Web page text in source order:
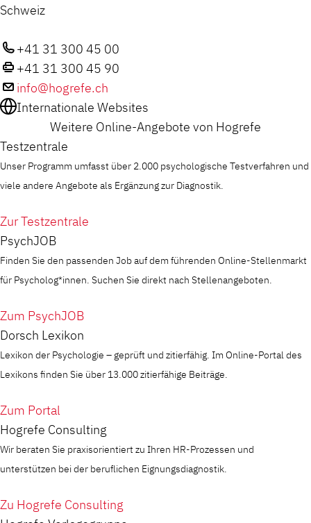
Schweiz
+41 31 300 45 00
+41 31 300 45 90
info@hogrefe.ch
Internationale Websites
Weitere Online-Angebote von Hogrefe
Testzentrale
Unser Programm umfasst über 2.000 psychologische Testverfahren und
viele andere Angebote als Ergänzung zur Diagnostik.
Zur Testzentrale
PsychJOB
Finden Sie den passenden Job auf dem führenden Online-Stellenmarkt
für Psycholog*innen. Suchen Sie direkt nach Stellenangeboten.
Zum PsychJOB
Dorsch Lexikon
Lexikon der Psychologie – geprüft und zitierfähig. Im Online-Portal des
Lexikons finden Sie über 13.000 zitierfähige Beiträge.
Zum Portal
Hogrefe Consulting
Wir beraten Sie praxisorientiert zu Ihren HR-Prozessen und
unterstützen bei der beruflichen Eignungsdiagnostik.
Zu Hogrefe Consulting